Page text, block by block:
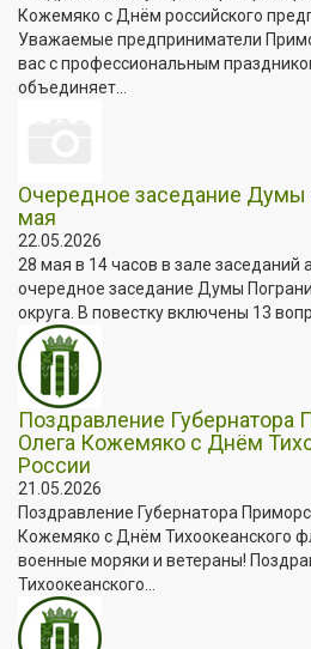
Кожемяко с Днём российского
Уважаемые предприниматели
вас с профессиональным
объединяет...
Очередное заседание Думы
мая
22.05.2026
28 мая в 14 часов в зале заседаний
очередное заседание Думы
округа. В повестку включены 13
Поздравление Губернатора
Олега Кожемяко с Днём
России
21.05.2026
Поздравление Губернатора
Кожемяко с Днём Тихоокеанского
военные моряки и ветераны!
Тихоокеанского...